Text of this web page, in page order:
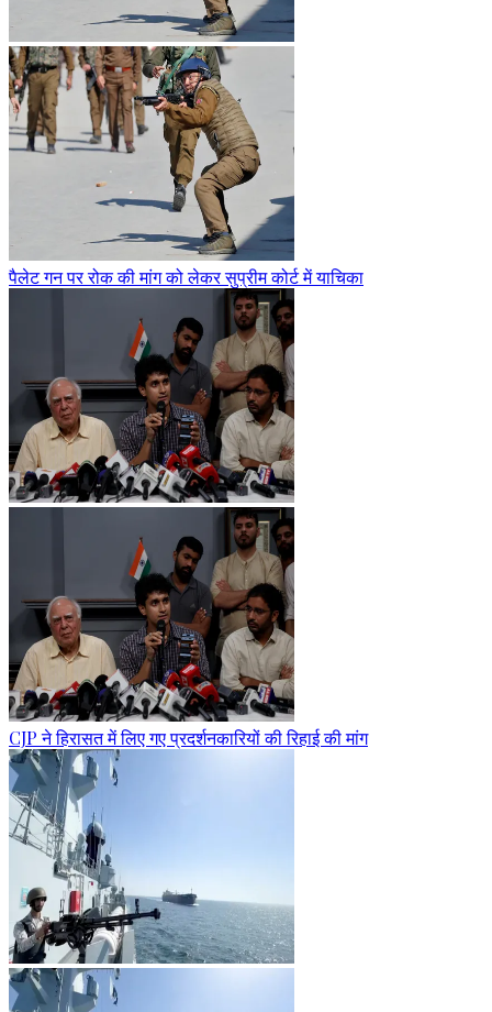
पैलेट गन पर रोक की मांग को लेकर सुप्रीम कोर्ट में याचिका
CJP ने हिरासत में लिए गए प्रदर्शनकारियों की रिहाई की मांग